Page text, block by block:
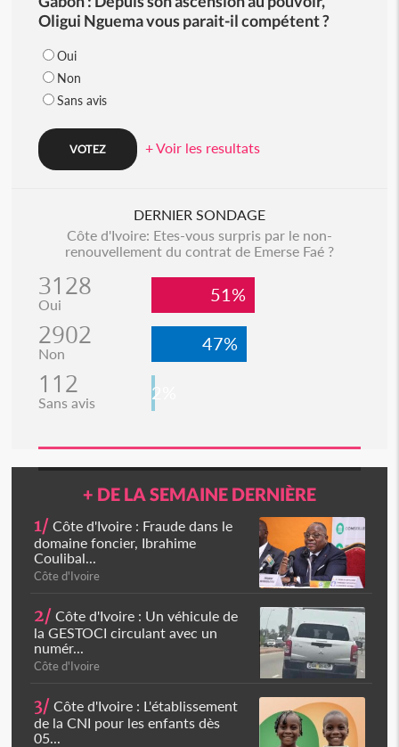
Oligui Nguema vous parait-il compétent ?
Oui
Non
Sans avis
+ Voir les resultats
DERNIER SONDAGE
Côte d'Ivoire: Etes-vous surpris par le non-
renouvellement du contrat de Emerse Faé ?
3128
Oui 51%
2902
Non 47%
112
Sans avis 2%
+ DE LA SEMAINE DERNIÈRE
1/ Côte d'Ivoire : Fraude dans le
domaine foncier, Ibrahime
Coulibal...
Côte d'Ivoire
2/ Côte d'Ivoire : Un véhicule de
la GESTOCI circulant avec un
numér...
Côte d'Ivoire
3/ Côte d'Ivoire : L'établissement
de la CNI pour les enfants dès
05...